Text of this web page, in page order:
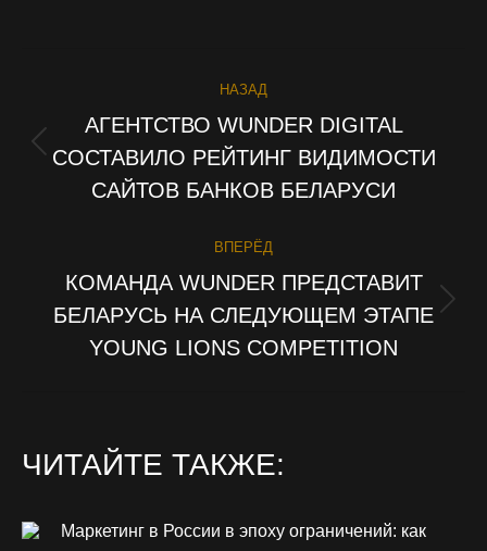
ПО
ЗАПИСЯМ
НАЗАД
Предыдущая
запись:
АГЕНТСТВО WUNDER DIGITAL
СОСТАВИЛО РЕЙТИНГ ВИДИМОСТИ
САЙТОВ БАНКОВ БЕЛАРУСИ
ВПЕРЁД
Следующая
запись:
КОМАНДА WUNDER ПРЕДСТАВИТ
БЕЛАРУСЬ НА СЛЕДУЮЩЕМ ЭТАПЕ
YOUNG LIONS COMPETITION
ЧИТАЙТЕ ТАКЖЕ:
Маркетинг в России в эпоху ограничений: как